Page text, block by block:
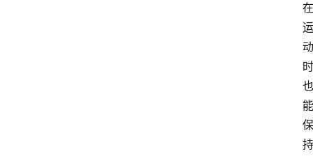
在
运
动
时
也
能
保
持